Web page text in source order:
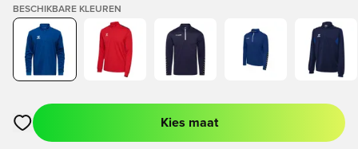
BESCHIKBARE KLEUREN
Opent een venster om in te loggen of je aan te melden als lid
Kies maat